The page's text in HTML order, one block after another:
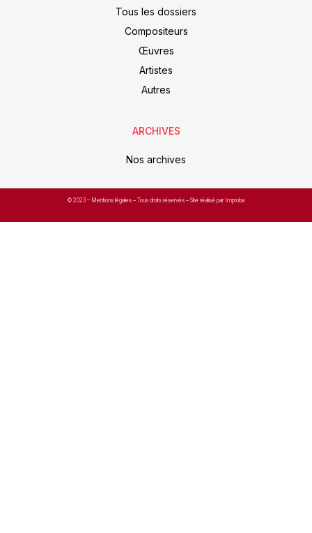
Tous les dossiers
Compositeurs
Œuvres
Artistes
Autres
ARCHIVES
Nos archives
© 2023 – Mentions légales – Tous droits réservés – Site réalisé par Improba